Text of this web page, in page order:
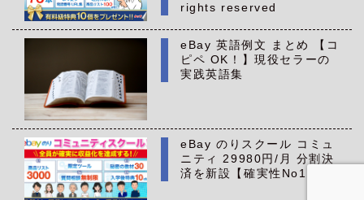
rights reserved
eBay 英語例文 まとめ 【コ
ピペ OK！】現役セラーの
実践英語集
eBay のりスクール コミュ
ニティ 29980円/月 分割決
済を新設【確実性No1】